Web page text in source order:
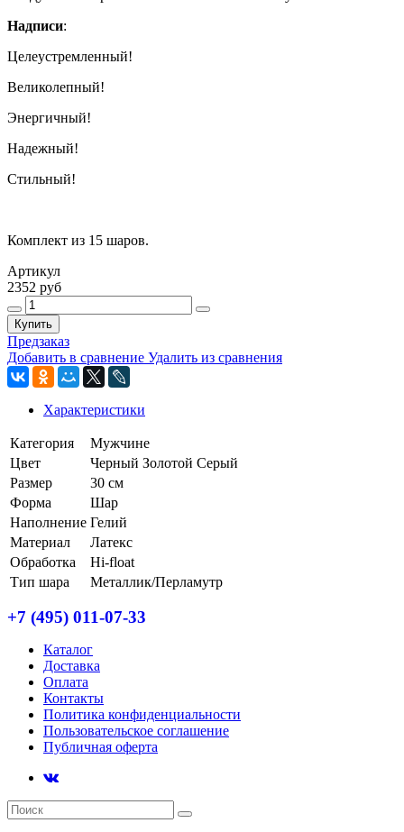
Надписи:
Целеустремленный!
Великолепный!
Энергичный!
Надежный!
Стильный!
Комплект из 15 шаров.
Артикул
2352 руб
Купить
Предзаказ
Добавить в сравнение Удалить из сравнения
Характеристики
Категория
Мужчине
Цвет
Черный Золотой Серый
Размер
30 см
Форма
Шар
Наполнение Гелий
Материал
Латекс
Обработка
Hi-float
Тип шара
Металлик/Перламутр
+7 (495) 011-07-33
Каталог
Доставка
Оплата
Контакты
Политика конфиденциальности
Пользовательское соглашение
Публичная оферта